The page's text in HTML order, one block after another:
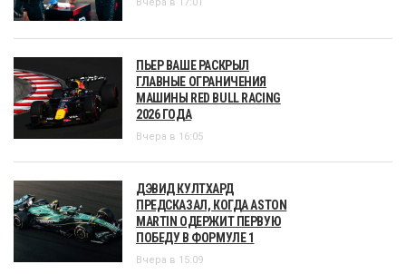
ПЬЕР ВАШЕ РАСКРЫЛ
ГЛАВНЫЕ ОГРАНИЧЕНИЯ
МАШИНЫ RED BULL RACING
2026 ГОДА
Вчера в 16:05
ДЭВИД КУЛТХАРД
ПРЕДСКАЗАЛ, КОГДА ASTON
MARTIN ОДЕРЖИТ ПЕРВУЮ
ПОБЕДУ В ФОРМУЛЕ 1
Вчера в 15:09